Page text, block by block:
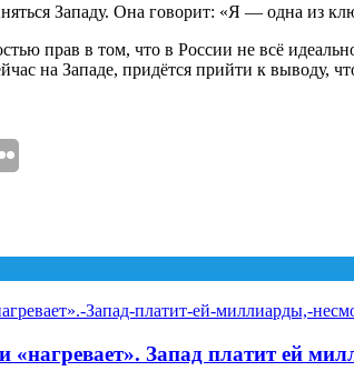
Западу. Она говорит: «Я — одна из
прав в том, что в России не всё
на Западе, придётся прийти к выводу,
«нагревает». Запад платит ей